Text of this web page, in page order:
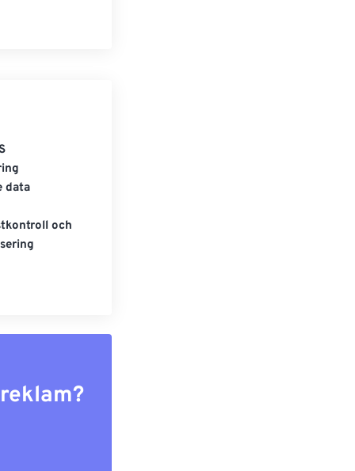
data
och